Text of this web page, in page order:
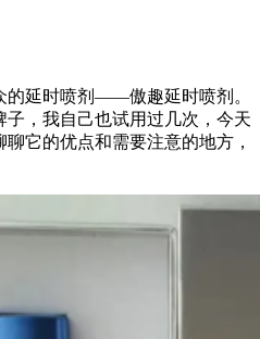
的延时喷剂——傲趣延时喷剂。
，我自己也试用过几次，今天
它的优点和需要注意的地方，